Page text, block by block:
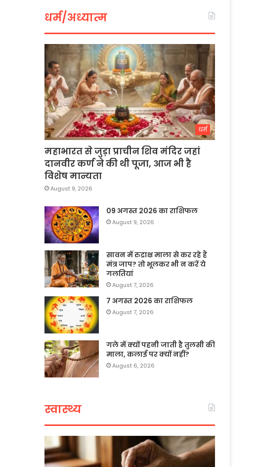
धर्म/अध्यात्म
धर्म
महाभारत से जुड़ा प्राचीन शिव मंदिर जहां
दानवीर कर्ण ने की थी पूजा, आज भी है
विशेष मान्यता
August 9, 2026
09 अगस्त 2026 का राशिफल
August 9, 2026
सावन में रुद्राक्ष माला से कर रहे हैं
मंत्र जाप? तो भूलकर भी न करें ये
गलतियां
August 7, 2026
7 अगस्त 2026 का राशिफल
August 7, 2026
गले में क्यों पहनी जाती है तुलसी की
माला, कलाई पर क्यों नहीं?
August 6, 2026
स्वास्थ्य